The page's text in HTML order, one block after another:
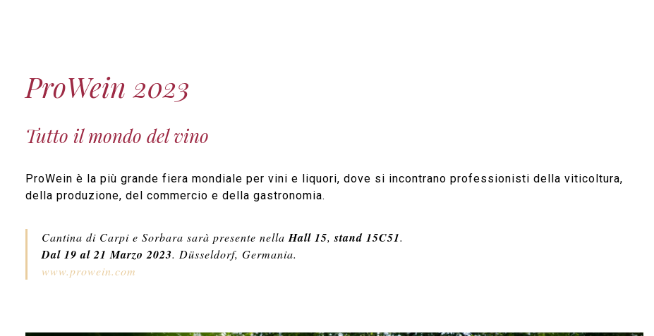
ProWein 2023
Tutto il mondo del vino
ProWein è la più grande fiera mondiale per vini e liquori, dove si incontrano professionisti della viticoltura,
della produzione, del commercio e della gastronomia.
Cantina di Carpi e Sorbara sarà presente nella Hall 15,stand 15C51.
Dal 19 al 21 Marzo 2023. Düsseldorf, Germania.
www.prowein.com